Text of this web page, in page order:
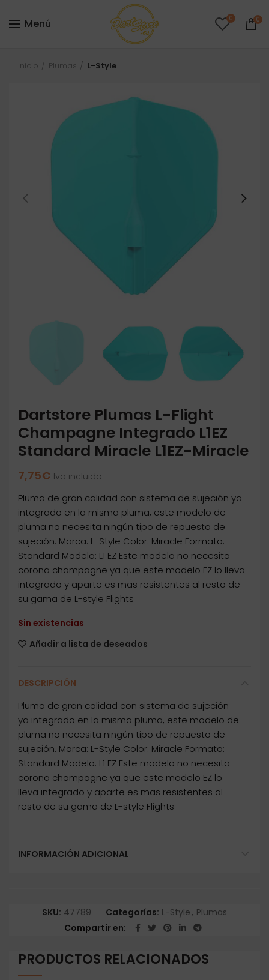
Menú 0 0
Inicio Plumas L-Style
Dartstore Plumas L-Flight
Champagne Integrado L1EZ
Standard Miracle L1EZ-Miracle
7,75€ Iva incluido
Pluma de gran calidad con sistema de sujeción ya
integrado en la misma pluma, este modelo de
pluma no necesita ningún tipo de repuesto de
sujeción. Marca: L-Style Color: Miracle Formato:
Standard Modelo: L1 EZ Este modelo no necesita
corona champagne ya que este modelo EZ lo lleva
integrado y aparte es mas resistentes al resto de
su gama de L-style Flights
Sin existencias
Añadir a lista de deseados
DESCRIPCIÓN
Pluma de gran calidad con sistema de sujeción
ya integrado en la misma pluma, este modelo de
pluma no necesita ningún tipo de repuesto de
sujeción. Marca: L-Style Color: Miracle Formato:
Standard Modelo: L1 EZ Este modelo no necesita
corona champagne ya que este modelo EZ lo
lleva integrado y aparte es mas resistentes al
resto de su gama de L-style Flights
INFORMACIÓN ADICIONAL
SKU: 47789 Categorías: L-Style, Plumas
Compartir en
PRODUCTOS RELACIONADOS